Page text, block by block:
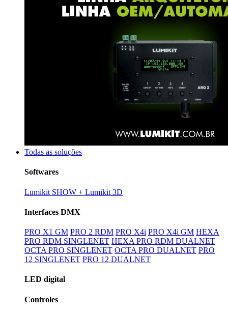
Todas as soluções
Softwares
Lumikit SHOW + Lumikit 3D
Interfaces DMX
PRO X1 GM PRO 2 RDM PRO X4i PRO X4i GM HEXA
PRO RDM SINGLENET HEXA PRO RDM DUALNET
OCTA PRO SINGLENET OCTA PRO DUALNET PRO
12 SINGLENET PRO 12 DUALNET
LED digital
Controles